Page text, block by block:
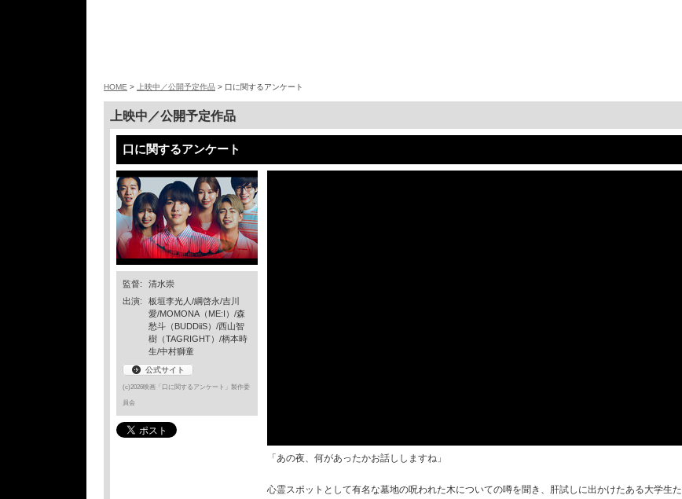
HOME > 上映中／公開予定作品 > 口に関するアンケート
上映中／公開予定作品
口に関するアンケート
監督:
清水崇
出演:
板垣李光人/綱啓永/吉川
愛/MOMONA（ME:I）/森
愁斗（BUDDiiS）/西山智
樹（TAGRIGHT）/柄本時
生/中村獅童
公式サイト
(c)2026映画「口に関するアンケート」製作委
員会
「あの夜、何があったかお話ししますね」
心霊スポットとして有名な墓地の呪われた木についての噂を聞き、肝試しに出かけたある大学生た